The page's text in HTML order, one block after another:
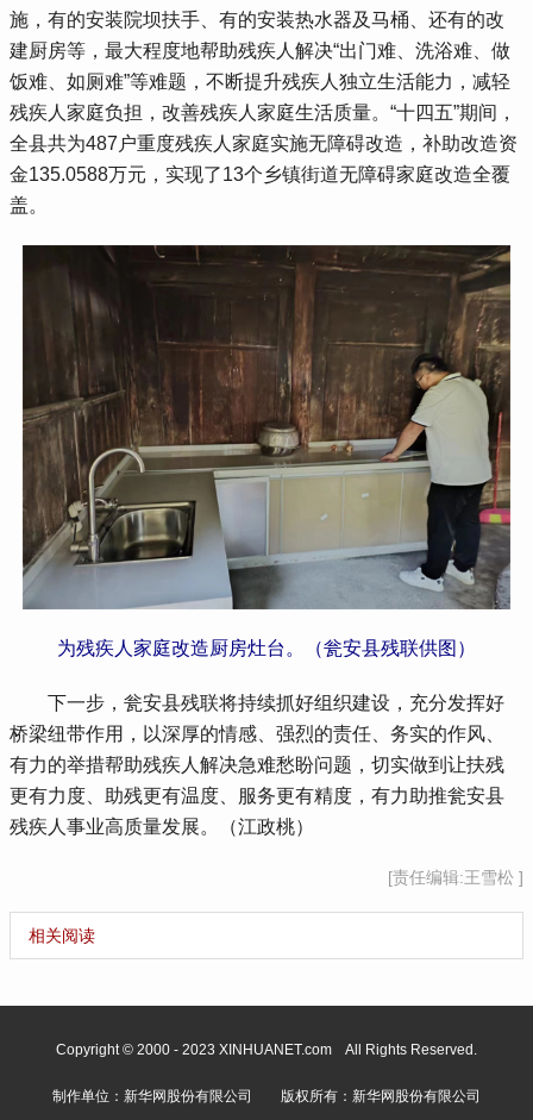
施，有的安装院坝扶手、有的安装热水器及马桶、还有的改
建厨房等，最大程度地帮助残疾人解决“出门难、洗浴难、做
饭难、如厕难”等难题，不断提升残疾人独立生活能力，减轻
残疾人家庭负担，改善残疾人家庭生活质量。“十四五”期间，
全县共为487户重度残疾人家庭实施无障碍改造，补助改造资
金135.0588万元，实现了13个乡镇街道无障碍家庭改造全覆
盖。
为残疾人家庭改造厨房灶台。（瓮安县残联供图）
下一步，瓮安县残联将持续抓好组织建设，充分发挥好
桥梁纽带作用，以深厚的情感、强烈的责任、务实的作风、
有力的举措帮助残疾人解决急难愁盼问题，切实做到让扶残
更有力度、助残更有温度、服务更有精度，有力助推瓮安县
残疾人事业高质量发展。（江政桃）
[责任编辑:王雪松 ]
相关阅读
Copyright © 2000 - 2023 XINHUANET.com All Rights Reserved.
制作单位：新华网股份有限公司 版权所有：新华网股份有限公司